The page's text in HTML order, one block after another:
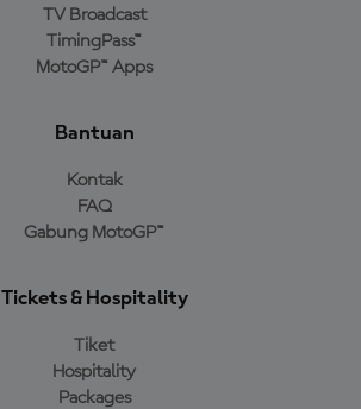
TV Broadcast
TimingPass™
MotoGP™ Apps
Bantuan
Kontak
FAQ
Gabung MotoGP™
Tickets & Hospitality
Tiket
Hospitality
Packages